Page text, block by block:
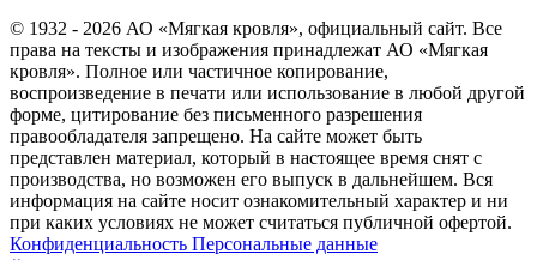
© 1932 - 2026 АО «Мягкая кровля», официальный сайт. Все
права на тексты и изображения принадлежат АО «Мягкая
кровля». Полное или частичное копирование,
воспроизведение в печати или использование в любой другой
форме, цитирование без письменного разрешения
правообладателя запрещено. На сайте может быть
представлен материал, который в настоящее время снят с
производства, но возможен его выпуск в дальнейшем. Вся
информация на сайте носит ознакомительный характер и ни
при каких условиях не может считаться публичной офертой.
Конфиденциальность Персональные данные